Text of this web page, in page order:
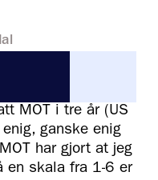
MOT i tre år (US
ganske enig
har gjort at jeg
en skala fra 1-6 er